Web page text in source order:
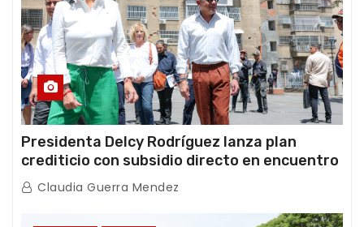
Presidenta Delcy Rodríguez lanza plan
crediticio con subsidio directo en encuentro
con Juntas de Condominio
Claudia Guerra Mendez